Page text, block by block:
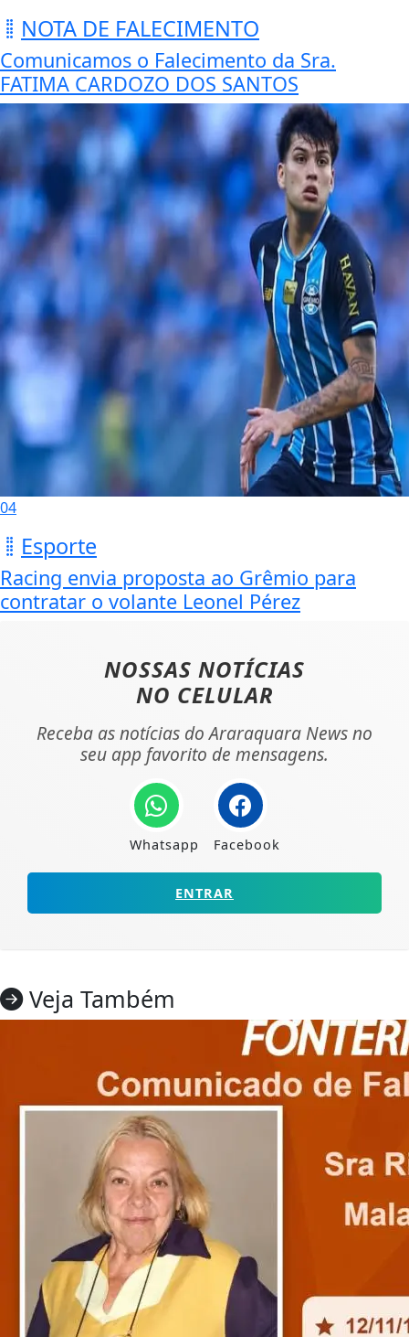
NOTA DE FALECIMENTO
Comunicamos o Falecimento da Sra.
FATIMA CARDOZO DOS SANTOS
04
Esporte
Racing envia proposta ao Grêmio para
contratar o volante Leonel Pérez
NOSSAS NOTÍCIAS
NO CELULAR
Receba as notícias do Araraquara News no
seu app favorito de mensagens.
Whatsapp Facebook
ENTRAR
Veja Também